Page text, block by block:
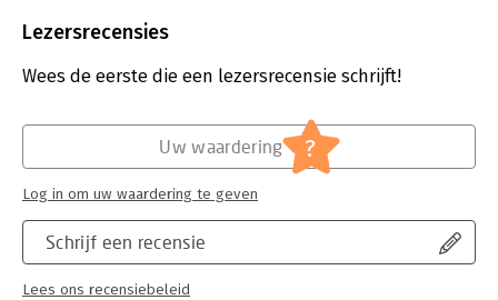
Steven A. Frowine is een erkend tuinier met jaren ervaring. Hij
met tuinen te maken heeft.
Uitgever:
Verschijningsdatum:
19-1-2022
Voor Dummies
Lezersrecensies
Wees de eerste die een lezersrecensie schrijft!
Schrijf een recensie
Lees ons recensiebeleid
Uw waardering ?
Log in om uw waardering te geven